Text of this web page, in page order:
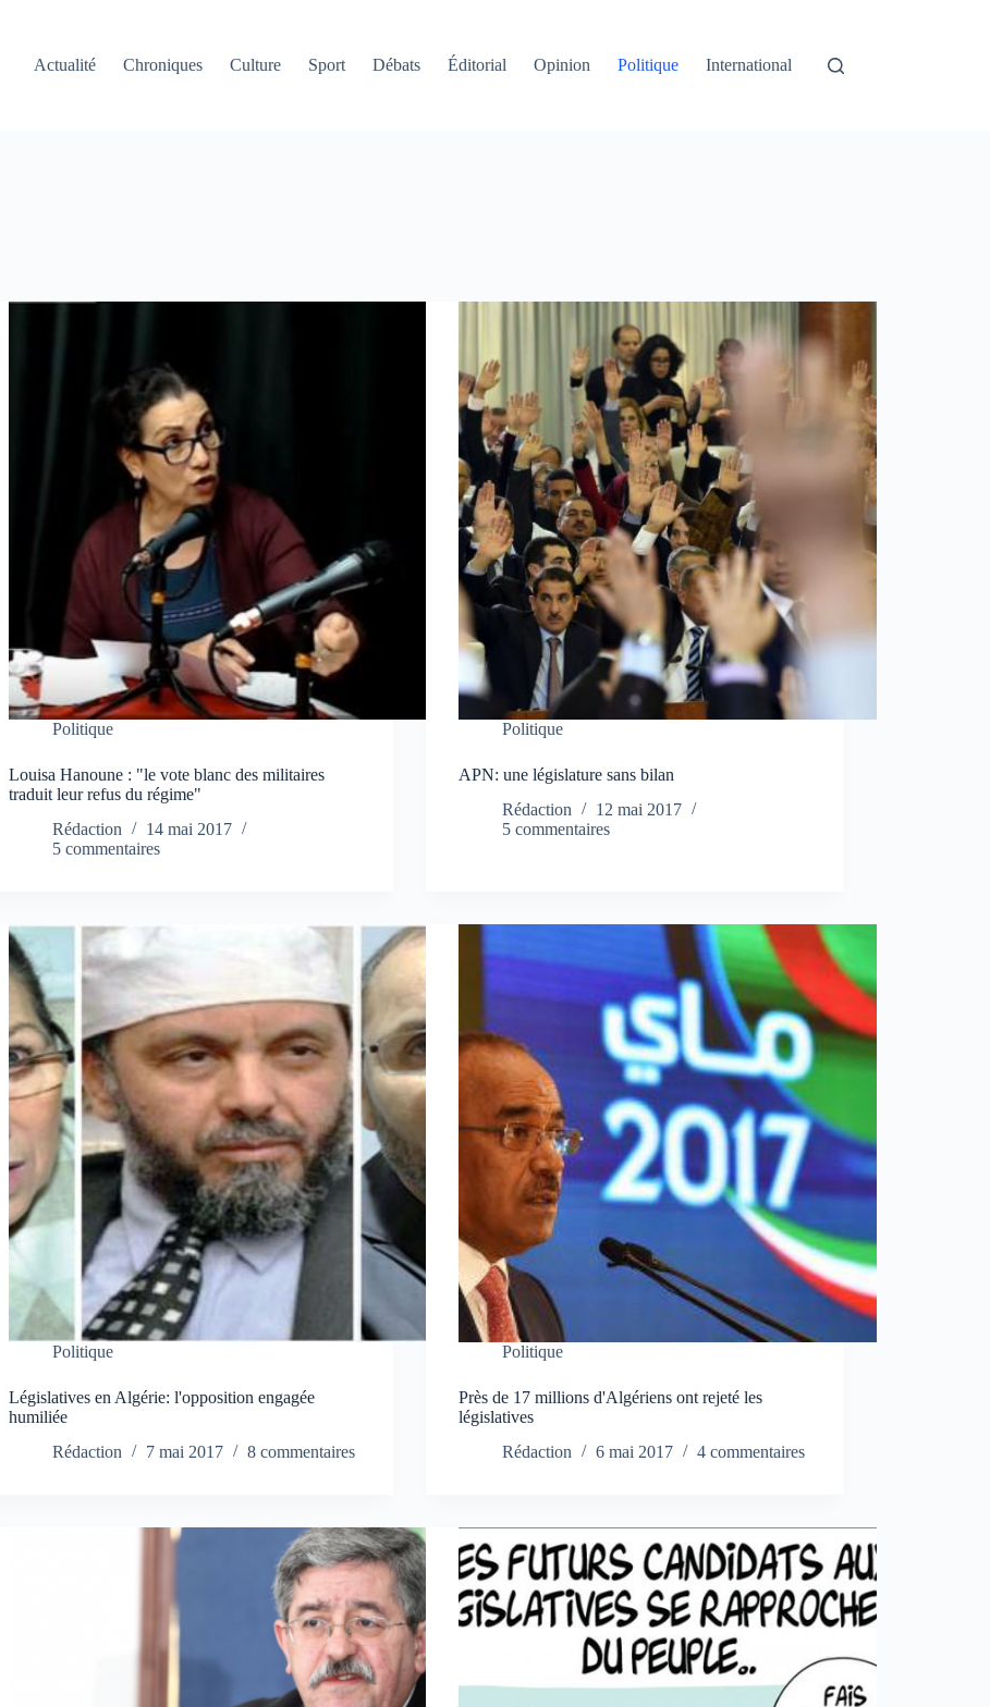
Actualité
Chroniques Culture Sport Débats Éditorial Opinion Politique International
Politique
Louisa Hanoune : "le vote blanc des militaires
traduit leur refus du régime"
Rédaction
14 mai 2017
5 commentaires
Politique
APN: une législature sans bilan
Rédaction
12 mai 2017
5 commentaires
Politique
Législatives en Algérie: l'opposition engagée
humiliée
Rédaction
7 mai 2017 8 commentaires
Politique
Près de 17 millions d'Algériens ont rejeté les
législatives
Rédaction
6 mai 2017 4 commentaires